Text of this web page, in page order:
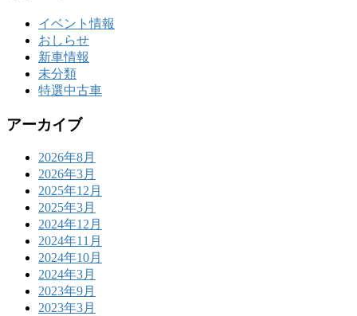
イベント情報
おしらせ
新車情報
未分類
特選中古車
アーカイブ
2026年8月
2026年3月
2025年12月
2025年3月
2024年12月
2024年11月
2024年10月
2024年3月
2023年9月
2023年3月